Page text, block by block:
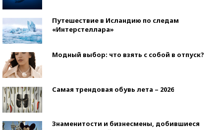
Путешествие в Исландию по следам
«Интерстеллара»
Модный выбор: что взять с собой в отпуск?
Самая трендовая обувь лета – 2026
Знаменитости и бизнесмены, добившиеся